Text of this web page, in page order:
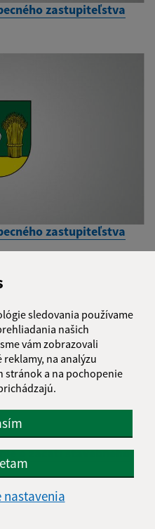
sledovania používame
našich
vám zobrazovali
na analýzu
stránok a na pochopenie
zastupiteľstva
zastupiteľstva
o začatí stavebného